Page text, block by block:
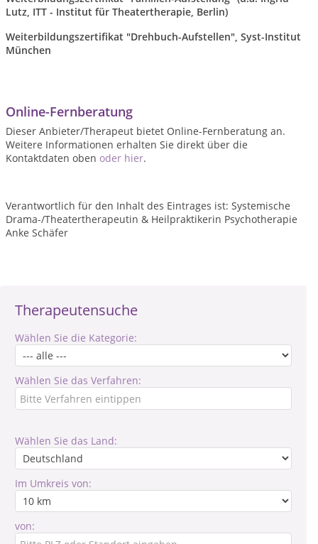
Therapeutensuche
Wählen Sie die Kategorie:
Wählen Sie das Verfahren:
Wählen Sie das Land:
Im Umkreis von:
von:
Lutz, ITT - Institut für Theatertherapie, Berlin)
Weiterbildungszertifikat "Drehbuch-Aufstellen", Syst-Institut
München
Online-Fernberatung
Dieser Anbieter/Therapeut bietet Online-Fernberatung an.
Weitere Informationen erhalten Sie direkt über die
Kontaktdaten oben oder hier.
Verantwortlich für den Inhalt des Eintrages ist: Systemische
Drama-/Theatertherapeutin & Heilpraktikerin Psychotherapie
Anke Schäfer